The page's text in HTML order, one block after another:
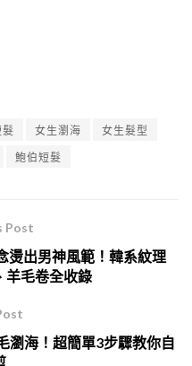
女生瀏海
女生髮型
鮑伯短髮
Post
燙出男神風範！韓系紋理
羊毛卷全收錄
瀏海！超簡單3步驟教你自